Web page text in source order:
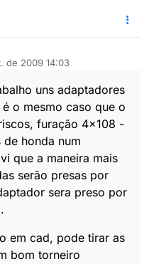
de 2009 14:03
uns adaptadores
o mesmo caso que o
furação 4x108 -
honda num
que a maneira mais
serão presas por
sera preso por
em cad, pode tirar as
bom torneiro